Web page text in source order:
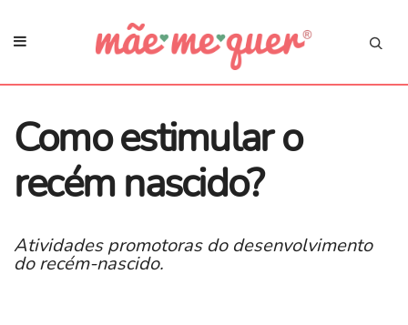
Como estimular o
recém nascido?
Atividades promotoras do desenvolvimento
do recém-nascido.